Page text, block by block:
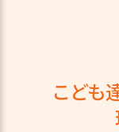
こども